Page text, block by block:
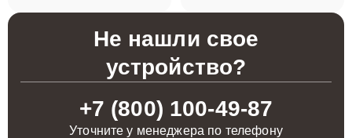
Не нашли свое
устройство?
+7 (800) 100-49-87
Уточните у менеджера по телефону